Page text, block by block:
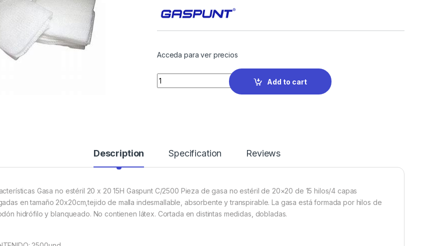
Acceda para ver precios
Quantity
Add to cart
Description Specification Reviews
Gasa no estéril 20 x 20 15H Gaspunt C/2500 Pieza de gasa no estéril de 20×20 de 15 hilos/4 capas
en tamaño 20x20cm,tejido de malla indesmallable, absorbente y transpirable. La gasa está formada por hilos de
hidrófilo y blanqueado. No contienen látex. Cortada en distintas medidas, dobladas.